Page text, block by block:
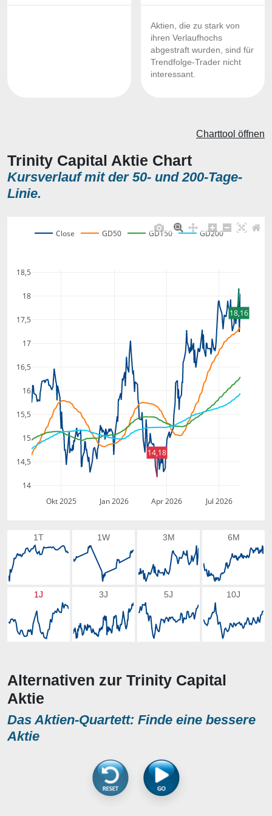
Aktien, die zu stark von
ihren Verlaufhochs
abgestraft wurden, sind für
Trendfolge-Trader nicht
interessant.
Trinity Capital Aktie Chart
Kursverlauf mit der 50- und 200-Tage-
Linie.
Charttool öffnen
Okt 2025 Jan 2026 Apr 2026 Jul 2026
14
14,5
15
15,5
16
16,5
17
17,5
18
18,5
Close GD50 GD150 GD200
18,16
14,18
1T 1W 3M 6M
1J 3J 5J 10J
Alternativen zur Trinity Capital
Aktie
Das Aktien-Quartett: Finde eine bessere
Aktie